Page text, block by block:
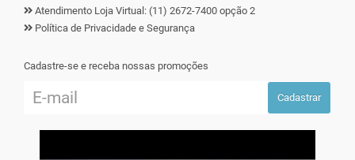
Atendimento Loja Virtual: (11) 2672-7400 opção 2
Política de Privacidade e Segurança
Cadastre-se e receba nossas promoções
Cadastrar